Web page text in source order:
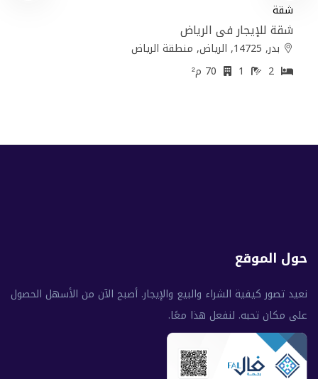
شقة
شقة للإيجار في الرياض
بدر, 14725, الرياض, منطقة الرياض
2
حول الموقع
نعيد تصور كيفية الشراء والبيع والإيجار. أصبح الآن من الأسهل الحصول
على مكان تحبه. لنفعل هذا معًا.